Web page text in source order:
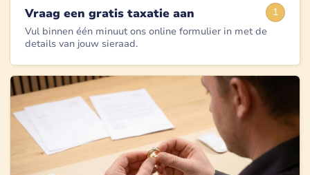
1
Vraag een gratis taxatie aan
Vul binnen één minuut ons online formulier in met de
details van jouw sieraad.